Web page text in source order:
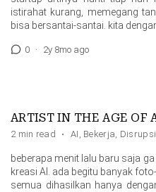
istirahat kurang, memegang
bisa bersantai-santai. kita
0 · 2y 8mo ago
ARTIST IN THE AGE OF
2 min read · AI , Bekerja, Disrupsi
beberapa menit lalu baru saja
kreasi AI. ada begitu banyak
semua dihasilkan hanya